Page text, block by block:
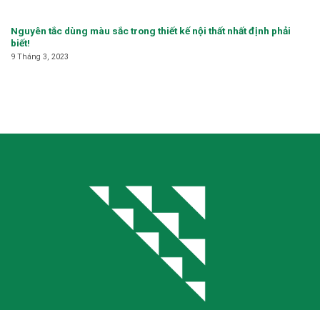
Nguyên tắc dùng màu sắc trong thiết kế nội thất nhất định phải
biết!
9 Tháng 3, 2023